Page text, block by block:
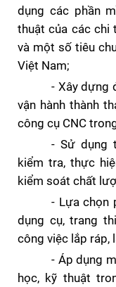
dụng các phần
thuật của các chi
và một số tiêu
Việt Nam;
- Xây dựng
vận hành thành
công cụ CNC
- Sử dụng
kiểm tra, thực
kiểm soát chất
- Lựa chọn
dụng cụ, trang
công việc lắp ráp,
- Áp dụng
học, kỹ thuật